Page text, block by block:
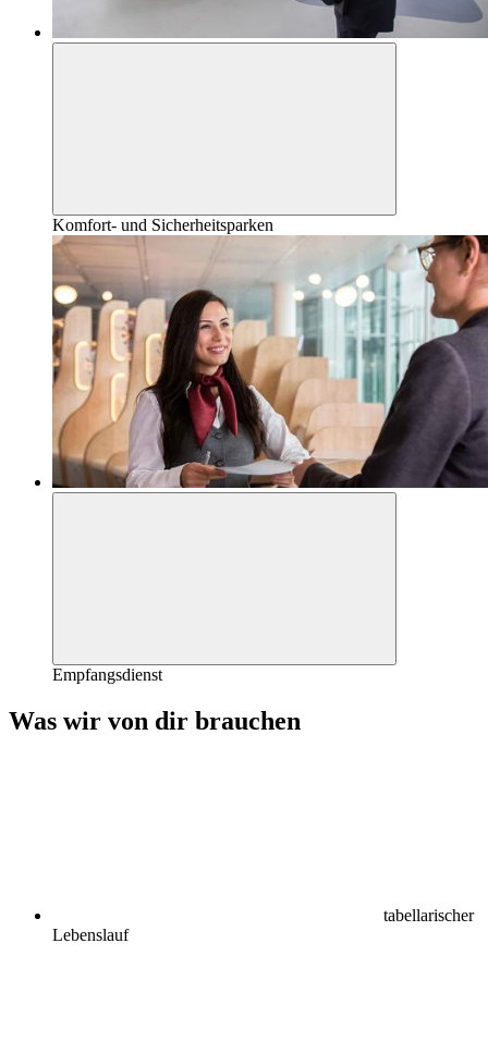
Komfort- und Sicherheitsparken
Empfangsdienst
Was wir von dir brauchen
tabellarischer
Lebenslauf